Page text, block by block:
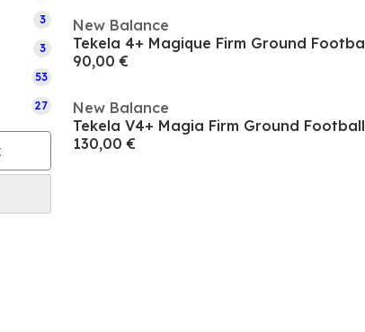
3
3
53
27
New Balance
90,00 €
New Balance
130,00 €